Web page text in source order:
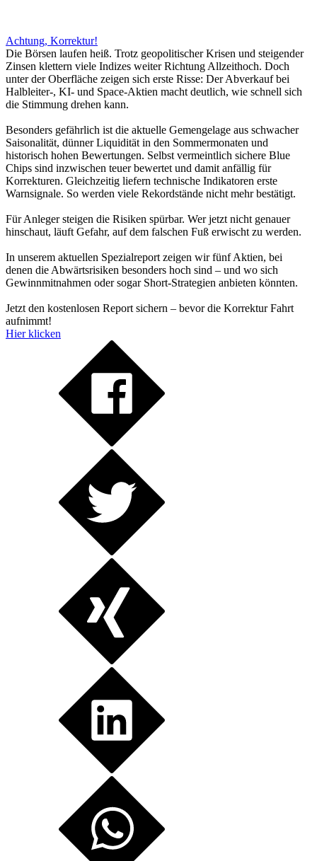
Achtung, Korrektur!
Die Börsen laufen heiß. Trotz geopolitischer Krisen und steigender
Zinsen klettern viele Indizes weiter Richtung Allzeithoch. Doch
unter der Oberfläche zeigen sich erste Risse: Der Abverkauf bei
Halbleiter-, KI- und Space-Aktien macht deutlich, wie schnell sich
die Stimmung drehen kann.
Besonders gefährlich ist die aktuelle Gemengelage aus schwacher
Saisonalität, dünner Liquidität in den Sommermonaten und
historisch hohen Bewertungen. Selbst vermeintlich sichere Blue
Chips sind inzwischen teuer bewertet und damit anfällig für
Korrekturen. Gleichzeitig liefern technische Indikatoren erste
Warnsignale. So werden viele Rekordstände nicht mehr bestätigt.
Für Anleger steigen die Risiken spürbar. Wer jetzt nicht genauer
hinschaut, läuft Gefahr, auf dem falschen Fuß erwischt zu werden.
In unserem aktuellen Spezialreport zeigen wir fünf Aktien, bei
denen die Abwärtsrisiken besonders hoch sind – und wo sich
Gewinnmitnahmen oder sogar Short-Strategien anbieten könnten.
Jetzt den kostenlosen Report sichern – bevor die Korrektur Fahrt
aufnimmt!
Hier klicken